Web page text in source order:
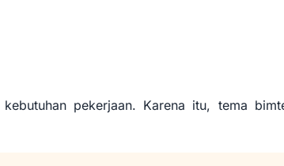
pekerjaan. Karena itu, tema